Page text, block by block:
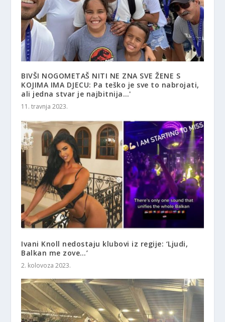
BIVŠI NOGOMETAŠ NITI NE ZNA SVE ŽENE S
KOJIMA IMA DJECU: Pa teško je sve to nabrojati,
ali jedna stvar je najbitnija…'
11. travnja 2023.
Ivani Knoll nedostaju klubovi iz regije: ‘Ljudi,
Balkan me zove…’
2. kolovoza 2023.